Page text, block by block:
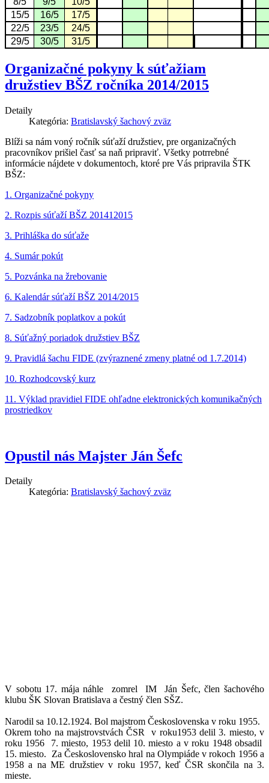
15/5
16/5
17/5
22/5
23/5
24/5
29/5
30/5 31/5
Organizačné pokyny k súťažiam
družstiev BŠZ ročníka 2014/2015
Detaily
Kategória: Bratislavský šachový zväz
Blíži sa nám voný ročník súťaží družstiev, pre organizačných
pracovníkov prišiel časť sa naň pripraviť. Všetky potrrebné
informácie nájdete v dokumentoch, ktoré pre Vás pripravila ŠTK
BŠZ:
1. Organizačné pokyny
2. Rozpis súťaží BŠZ 201412015
3. Prihláška do súťaže
4. Sumár pokút
5. Pozvánka na žrebovanie
6. Kalendár súťaží BŠZ 2014/2015
7. Sadzobník poplatkov a pokút
8. Súťažný poriadok družstiev BŠZ
9. Pravidlá šachu FIDE (zvýraznené zmeny platné od 1.7.2014)
10. Rozhodcovský kurz
11. Výklad pravidiel FIDE ohľadne elektronických komunikačných
prostriedkov
Opustil nás Majster Ján Šefc
Detaily
Kategória: Bratislavský šachový zväz
V sobotu 17. mája náhle zomrel IM Ján Šefc, člen šachového
klubu ŠK Slovan Bratislava a čestný člen SŠZ.
Narodil sa 10.12.1924. Bol majstrom Československa v roku 1955.
Okrem toho na majstrovstvách ČSR v roku1953 delil 3. miesto, v
roku 1956 7. miesto, 1953 delil 10. miesto a v roku 1948 obsadil
15. miesto. Za Československo hral na Olympiáde v rokoch 1956 a
1958 a na ME družstiev v roku 1957, keď ČSR skončila na 3.
mieste.